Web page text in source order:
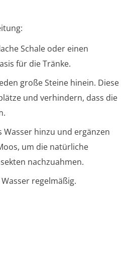
Schale oder einen
für die Tränke.
große Steine hinein. Diese
und verhindern, dass die
Wasser hinzu und ergänzen
um die natürliche
nachzuahmen.
regelmäßig.